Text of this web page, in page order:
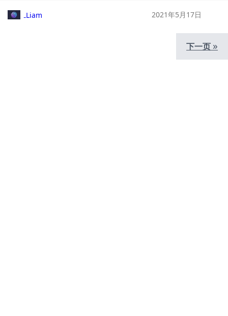
Liam 2021年5月17日
下一页 »